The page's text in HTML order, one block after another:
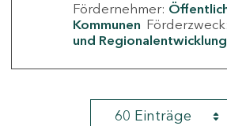
Fördernehmer:
Kommunen Förderzweck:
und Regionalentwicklung
60 Einträge